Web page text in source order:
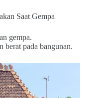
Saat Gempa
gempa.
berat pada bangunan.